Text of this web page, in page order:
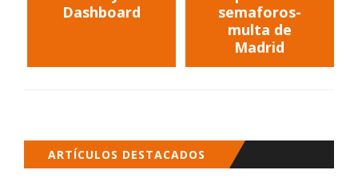
Dashboard
semaforos-
multa de
Madrid
ARTÍCULOS DESTACADOS